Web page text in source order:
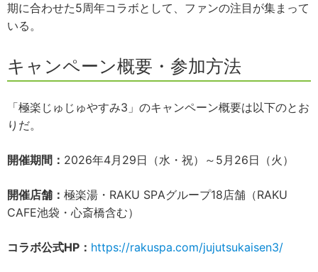
期に合わせた5周年コラボとして、ファンの注目が集まって
いる。
キャンペーン概要・参加方法
「極楽じゅじゅやすみ3」のキャンペーン概要は以下のとお
りだ。
開催期間： 2026年4月29日（水・祝）～5月26日（火）
開催店舗： 極楽湯・RAKU SPAグループ18店舗（RAKU
CAFE池袋・心斎橋含む）
コラボ公式HP： https://rakuspa.com/jujutsukaisen3/